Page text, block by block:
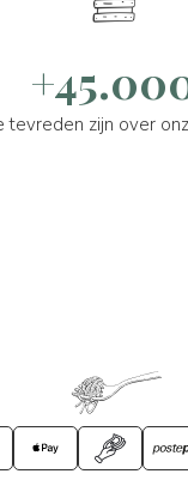
tevreden zijn over